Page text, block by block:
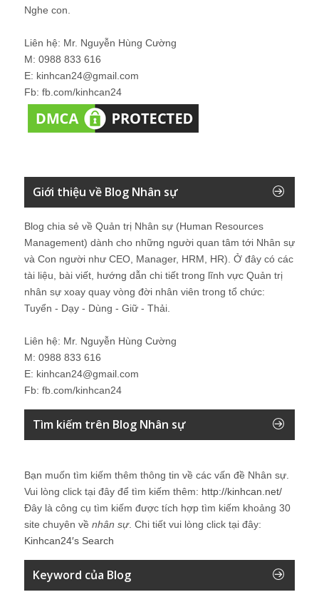
Nghe con.
Liên hệ: Mr. Nguyễn Hùng Cường
M: 0988 833 616
E: kinhcan24@gmail.com
Fb: fb.com/kinhcan24
Giới thiệu về Blog Nhân sự
Blog chia sẻ về Quản trị Nhân sự (Human Resources
Management) dành cho những người quan tâm tới Nhân sự
và Con người như CEO, Manager, HRM, HR). Ở đây có các
tài liệu, bài viết, hướng dẫn chi tiết trong lĩnh vực Quản trị
nhân sự xoay quay vòng đời nhân viên trong tổ chức:
Tuyển - Dạy - Dùng - Giữ - Thải.
Liên hệ: Mr. Nguyễn Hùng Cường
M: 0988 833 616
E: kinhcan24@gmail.com
Fb: fb.com/kinhcan24
Tìm kiếm trên Blog Nhân sự
Bạn muốn tìm kiếm thêm thông tin về các vấn đề Nhân sự
Vui lòng click tại đây để tìm kiếm thêm: http://kinhcan.net/
Đây là công cụ tìm kiếm được tích hợp tìm kiếm khoảng 30
site chuyên về nhân sự. Chi tiết vui lòng click tại đây:
Kinhcan24′s Search
Keyword của Blog